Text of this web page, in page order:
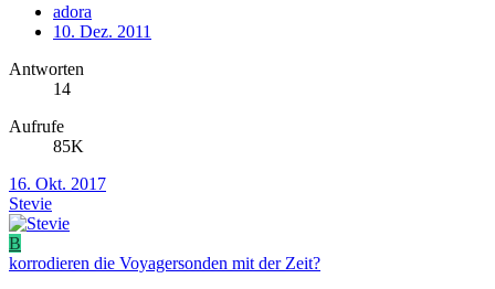
adora
10. Dez. 2011
Antworten
14
Aufrufe
85K
16. Okt. 2017
Stevie
B
korrodieren die Voyagersonden mit der Zeit?